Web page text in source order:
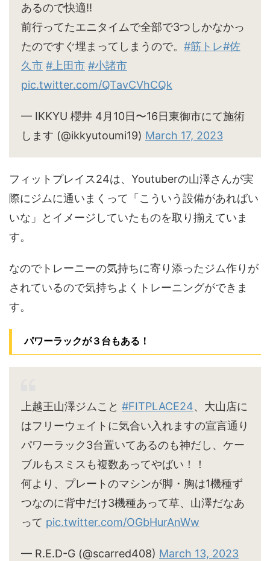
あるので快適‼︎
前行ってたエニタイムで全部で3つしかなかっ
たのですぐ埋まってしまうので。 #筋トレ#佐
久市 #上田市 #小諸市
pic.twitter.com/QTavCVhCQk
— IKKYU 櫻井 4月10日〜16日東御市にて施術
します (@ikkyutoumi19) March 17, 2023
フィットプレイス24は、Youtuberの山澤さんが実
際にジムに通いまくって「こういう設備があればい
いな」とイメージしていたものを取り揃えていま
す。
なのでトレーニーの気持ちに寄り添ったジム作りが
されているので気持ちよくトレーニングができま
す。
パワーラックが３台もある！
上越王山澤ジムこと #FITPLACE24、大山店に
はフリーウェイトに気合い入れますの宣言通り
パワーラック3台置いてあるのも神だし、ケー
ブルもスミスも複数あってやばい！！
何より、プレートのマシンが脚・胸は1機種ず
つなのに背中だけ3機種あって草、山澤だなあ
って pic.twitter.com/OGbHurAnWw
— R.E.D-G (@scarred408) March 13, 2023